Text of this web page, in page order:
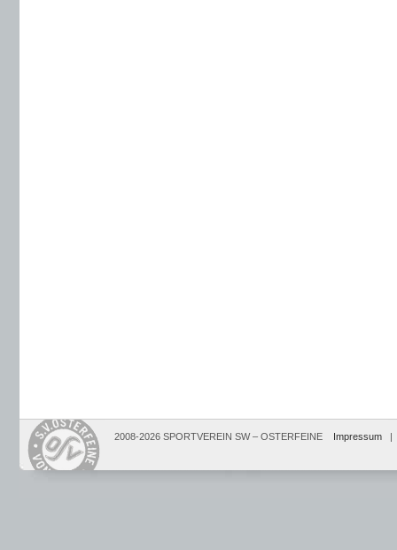
2008-2026 SPORTVEREIN SW – OSTERFEINE Impressum